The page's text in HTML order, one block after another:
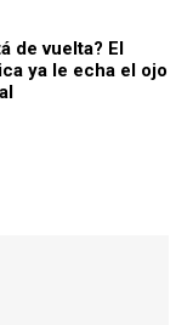
de vuelta? El
ya le echa el ojo